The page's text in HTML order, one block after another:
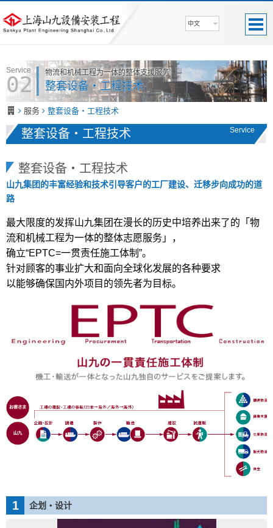
中文
Service
02 物流和机械工程为一体的整体支援服务
整套设备・工程技术
服务 整套设备・工程技术
整套设备・工程技术 Service
整套设备・工程技术
山九集团的丰富经验和技术引导客户的工厂建设、迁移步向成功的道
路
最大限度的发挥山九集团在漫长的历史中培养出来了的「物
流和机械工程为一体的整体志愿服务」，
确立“EPTC=一贯责任施工体制”。
针对顾客的事业扩大和面向全球化发展的各种要求
以能够确保国内外项目的领先者为目标。
1 企划・设计